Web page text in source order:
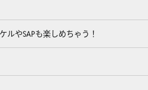
ルやSAPも楽しめちゃう！